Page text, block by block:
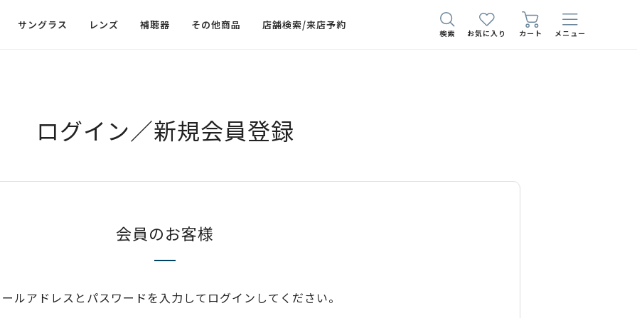
サングラス レンズ 補聴器 その他商品 店舗検索/来店予約
検索 お気に入り カート メニュー
ログイン／新規会員登録
会員のお客様
ルアドレスとパスワードを入力してログインしてください。